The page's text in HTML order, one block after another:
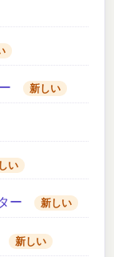
新しい
い
ー 新しい
新しい